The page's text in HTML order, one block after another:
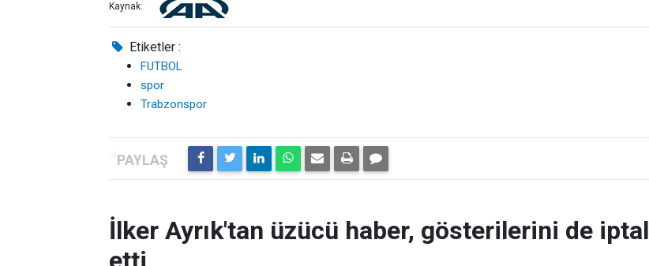
Kaynak:
Etiketler :
FUTBOL
spor
Trabzonspor
İlker Ayrık'tan üzücü haber, gösterilerini de iptal